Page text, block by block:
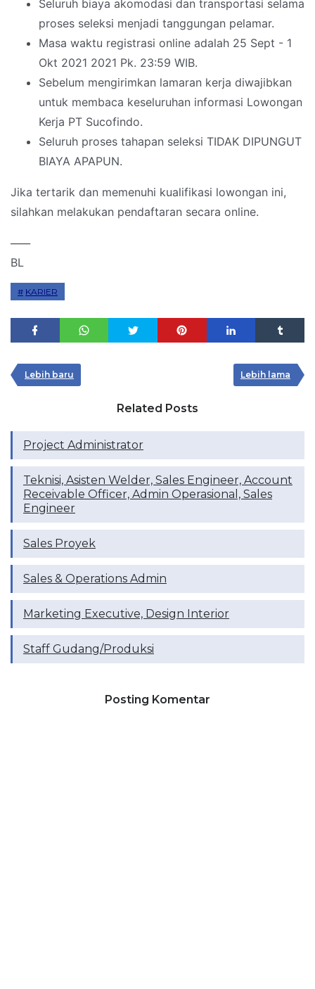
Seluruh biaya akomodasi dan transportasi selama
proses seleksi menjadi tanggungan pelamar.
Masa waktu registrasi online adalah 25 Sept - 1
Okt 2021 2021 Pk. 23:59 WIB.
Sebelum mengirimkan lamaran kerja diwajibkan
untuk membaca keseluruhan informasi Lowongan
Kerja PT Sucofindo.
Seluruh proses tahapan seleksi TIDAK DIPUNGUT
BIAYA APAPUN.
Jika tertarik dan memenuhi kualifikasi lowongan ini,
silahkan melakukan pendaftaran secara online.
BL
KARIER
Lebih baru Lebih lama
Related Posts
Project Administrator
Teknisi, Asisten Welder, Sales Engineer, Account
Receivable Officer, Admin Operasional, Sales
Engineer
Sales Proyek
Sales & Operations Admin
Marketing Executive, Design Interior
Staff Gudang/Produksi
Posting Komentar